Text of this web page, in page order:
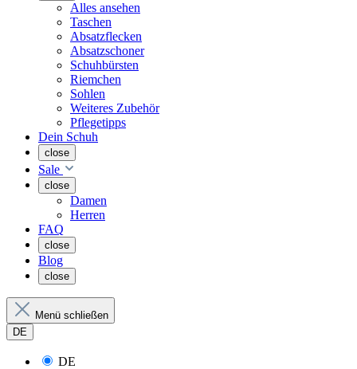
Alles ansehen
Taschen
Absatzflecken
Absatzschoner
Schuhbürsten
Riemchen
Sohlen
Weiteres Zubehör
Pflegetipps
Dein Schuh
close
Sale
close
Damen
Herren
FAQ
close
Blog
close
Menü schließen
DE
DE